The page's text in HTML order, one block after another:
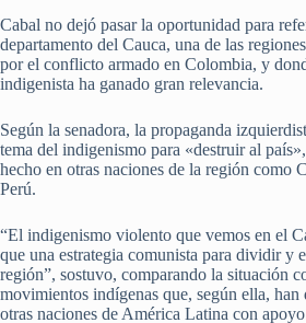
Cabal no dejó pasar la oportunidad para
departamento del Cauca, una de las
por el conflicto armado en Colombia, y
indigenista ha ganado gran relevancia.
Según la senadora, la propaganda
tema del indigenismo para «destruir al
hecho en otras naciones de la región como
Perú.
“El indigenismo violento que vemos en el
que una estrategia comunista para dividir y
región”, sostuvo, comparando la situación
movimientos indígenas que, según ella, han
otras naciones de América Latina con